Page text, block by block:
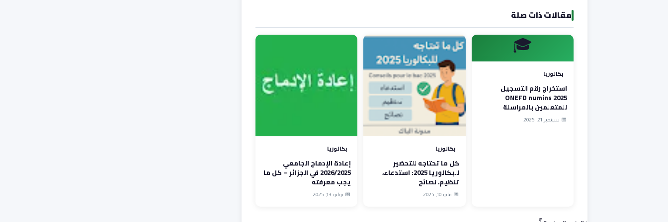
مقالات ذات صلة
🎓
بكالوريا
استخراج رقم التسجيل
ONEFD numins 2025
للمتعلمين بالمراسلة
📅 سبتمبر 21, 2025
بكالوريا
كل ما تحتاجه للتحضير
للبكالوريا 2025: استدعاء،
تنظيم، نصائح
📅 مايو 10, 2025
بكالوريا
إعادة الإدماج الجامعي
2026/2025 في الجزائر – كل ما
يجب معرفته
📅 يوليو 13, 2025